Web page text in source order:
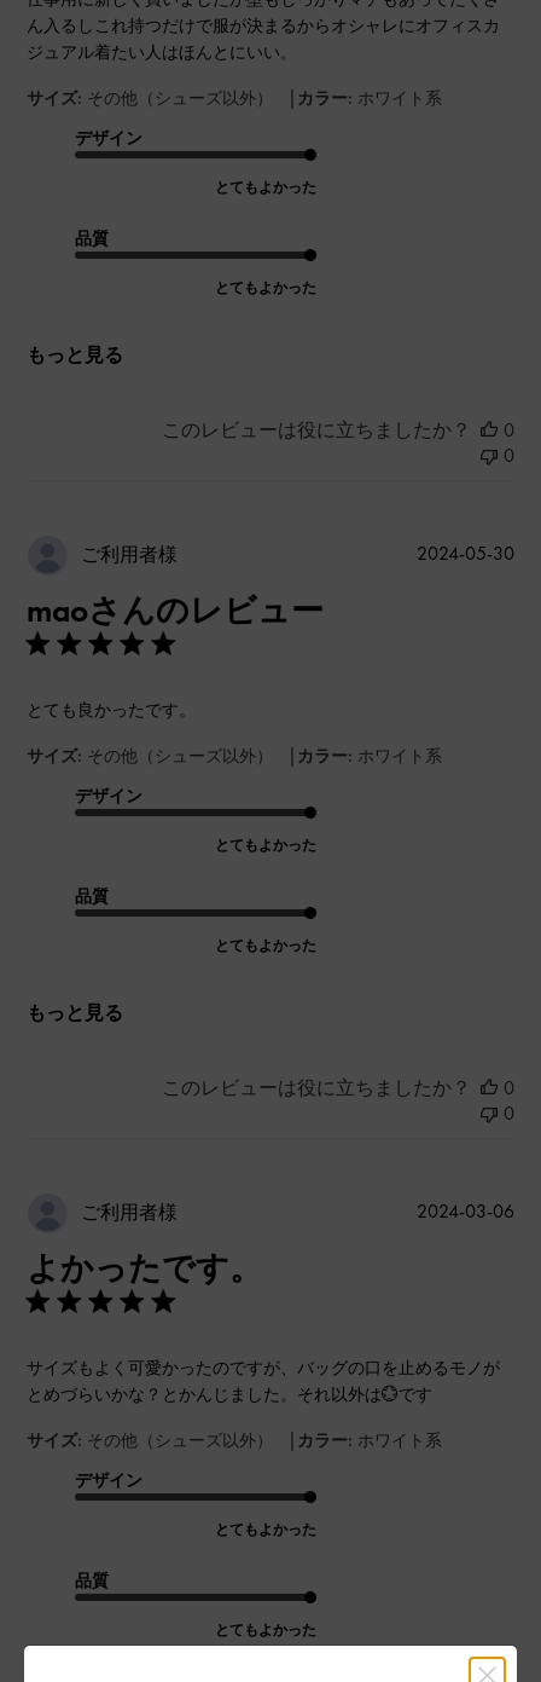
ん入るしこれ持つだけで服が決まるからオシャレにオフィスカ
ジュアル着たい人はほんとにいい。
サイズ: その他（シューズ以外） | カラー: ホワイト系
デザイン
とてもよかった
品質
とてもよかった
もっと見る
このレビューは役に立ちましたか？
0
0
ご利用者様
maoさんのレビュー
とても良かったです。
サイズ: その他（シューズ以外） | カラー: ホワイト系
デザイン
とてもよかった
品質
とてもよかった
もっと見る
公
2024-05-30
このレビューは役に立ちましたか？
0
0
ご利用者様
よかったです。
サイズもよく可愛かったのですが、バッグの口を止めるモノが
とめづらいかな？とかんじました。それ以外は💮です
サイズ: その他（シューズ以外） | カラー: ホワイト系
デザイン
とてもよかった
品質
とてもよかった
公
2024-03-06